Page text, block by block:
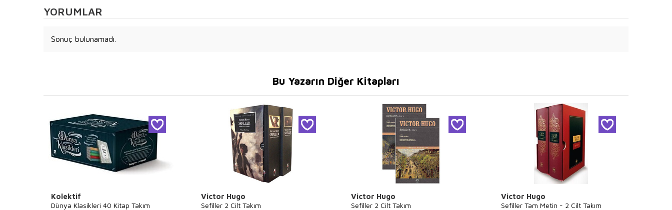
YORUMLAR
Sonuç bulunamadı.
Bu Yazarın Diğer Kitapları
Kolektif
Dünya Klasikleri 40 Kitap Takım
Victor Hugo
Sefiller 2 Cilt Takım
Victor Hugo
Sefiller 2 Cilt Takım
Victor Hugo
Sefiller Tam Metin - 2 Cilt Takım